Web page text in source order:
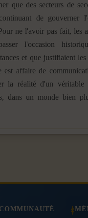
que des secteurs de
de gouverner
ne l'avoir pas fait, les
l'occasion
et que justifiaient
est affaire de
la réalité d'un véritable
dans un monde bien
COMMUNAUTÉ